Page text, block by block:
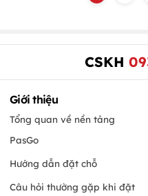
CSKH
Giới thiệu
Tổng quan về nền tảng
PasGo
Hướng dẫn đặt chỗ
Câu hỏi thường gặp khi đặt